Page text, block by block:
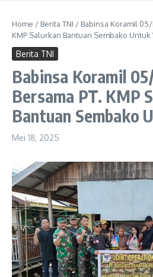
Home / Berita TNI / Babinsa Koramil 05/
KMP Salurkan Bantuan Sembako Untuk
Berita TNI
Babinsa Koramil
Bersama PT. KMP
Bantuan Sembako
Mei 18, 2025